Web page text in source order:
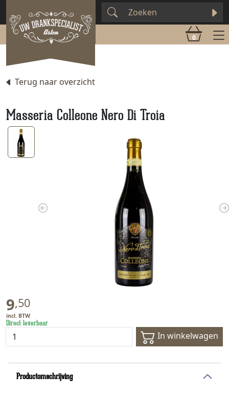
0
Terug naar overzicht
Masseria Colleone Nero Di Troia
Previous
9,50
Direct leverbaar
In winkelwagen
Productomschrijving